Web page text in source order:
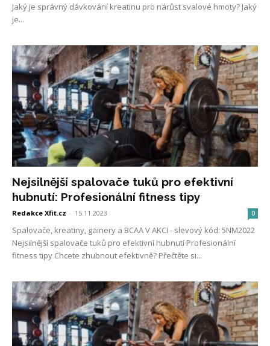
Jaký je správný dávkování kreatinu pro nárůst svalové hmoty? Jaký
je...
Nejsilnější spalovače tuků pro efektivní
hubnutí: Profesionální fitness tipy
Redakce Xfit.cz - 15.11.2023 0
Spalovače, kreatiny, gainery a BCAA V AKCI - slevový kód: 5NM2022
Nejsilnější spalovače tuků pro efektivní hubnutí Profesionální
fitness tipy Chcete zhubnout efektivně? Přečtěte si...